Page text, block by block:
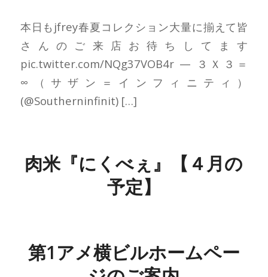
本日もjfrey春夏コレクション大量に揃えて皆
さんのご来店お待ちしてます
pic.twitter.com/NQg37VOB4r — ３Ｘ３＝
∞（サザン＝インフィニティ）
(@Southerninfinit) […]
肉米『にくべぇ』【４月の
予定】
第1アメ横ビルホームペー